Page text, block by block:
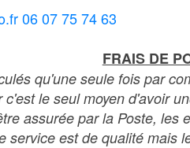
06 07 75 74 63
FRAIS DE
qu'une seule fois par
le seul moyen d'avoir
assurée par la Poste, les
service est de qualité mais